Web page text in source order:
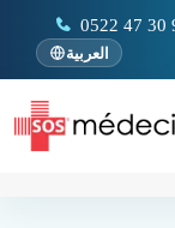
0522 47 30
العربية